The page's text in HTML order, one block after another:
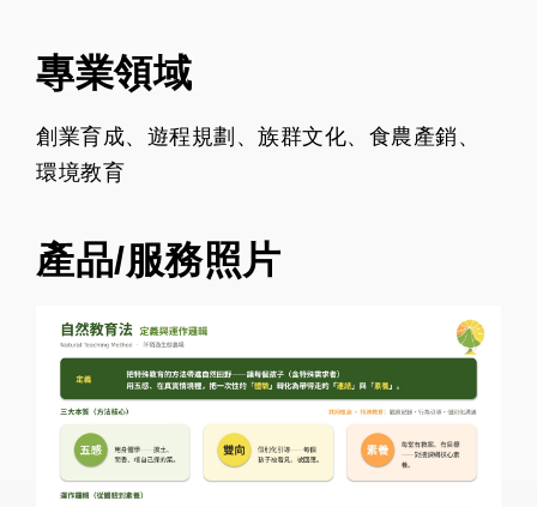
專業領域
創業育成、遊程規劃、族群文化、食農產銷、
環境教育
產品/服務照片